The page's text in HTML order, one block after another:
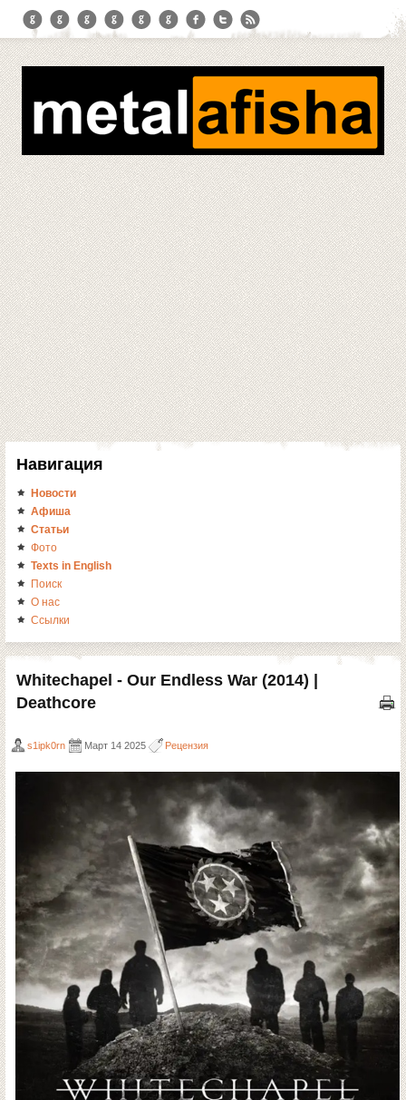
Навигация
Новости
Афиша
Статьи
Фото
Texts in English
Поиск
О нас
Ссылки
Whitechapel - Our Endless War (2014) |
Deathcore
s1ipk0rn Март 14 2025 Рецензия